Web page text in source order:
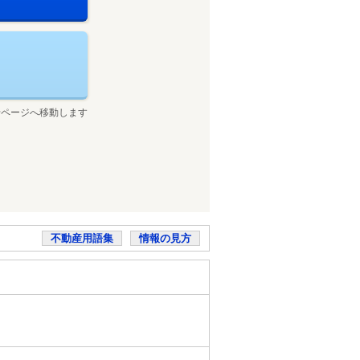
ージへ移動します
不動産用語集 情報の見方